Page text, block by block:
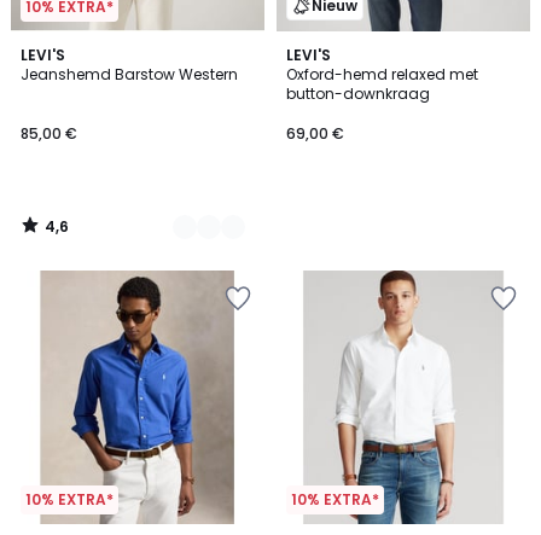
10% EXTRA*
LEVI'S
Jeanshemd Barstow Western
85,00 €
4,6
/ 5
3
Kleuren
4,6
/
Nieuw
LEVI'S
Oxford-hemd relaxed met
button-downkraag
69,00 €
10% EXTRA* 10% EXTRA*